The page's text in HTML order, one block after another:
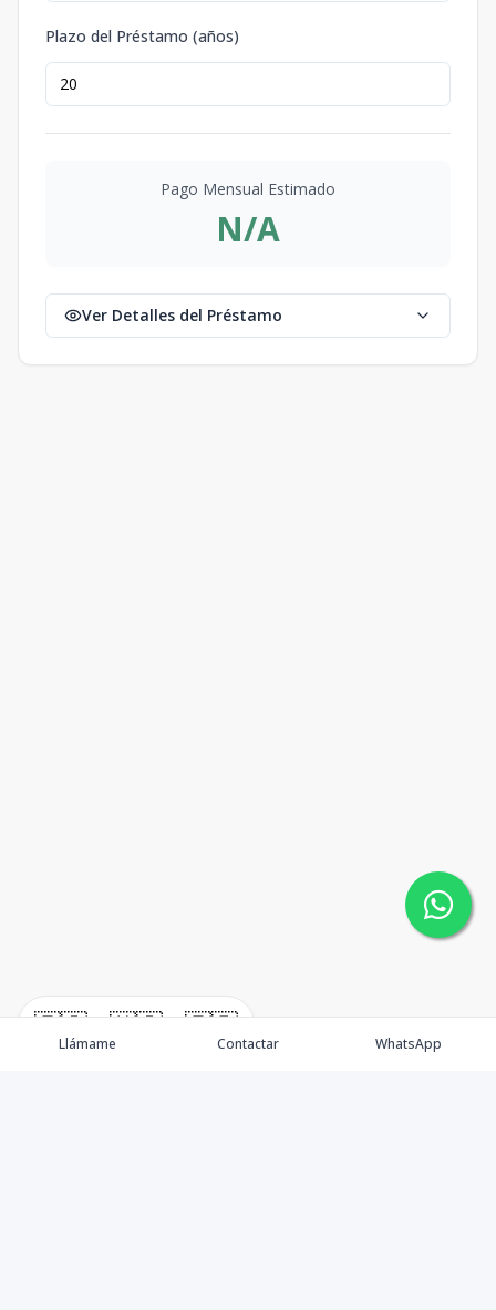
🇪🇸 🇺🇸 🇫🇷
Plazo del Préstamo (años)
Pago Mensual Estimado
N/A
Ver Detalles del Préstamo
Llámame Contactar WhatsApp